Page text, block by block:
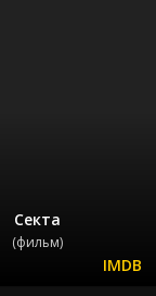
Секта
(фильм)